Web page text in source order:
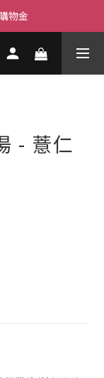
豐自取
豐自取
- 薏仁